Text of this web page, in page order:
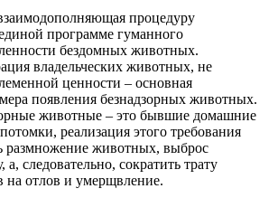
процедуру
программе гуманного
бездомных животных.
владельческих животных, не
ценности – основная
появления безнадзорных животных.
животные – это бывшие домашние
реализация этого требования
размножение животных, выброс
а, следовательно, сократить трату
на отлов и умерщвление.